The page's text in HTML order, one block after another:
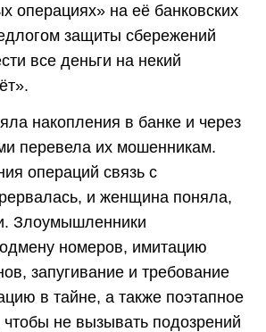
операциях» на её банковских
защиты сбережений
все деньги на некий
накопления в банке и через
перевела их мошенникам.
операций связь с
и женщина поняла,
Злоумышленники
номеров, имитацию
запугивание и требование
в тайне, а также поэтапное
чтобы не вызывать подозрений